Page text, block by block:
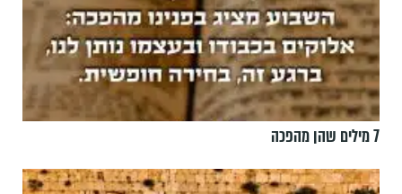
7 מילים שהן מהפכה